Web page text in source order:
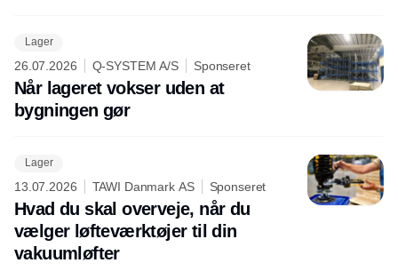
Lager
26.07.2026 Q-SYSTEM A/S Sponseret
Når lageret vokser uden at
bygningen gør
Lager
13.07.2026 TAWI Danmark AS Sponseret
Hvad du skal overveje, når du
vælger løfteværktøjer til din
vakuumløfter